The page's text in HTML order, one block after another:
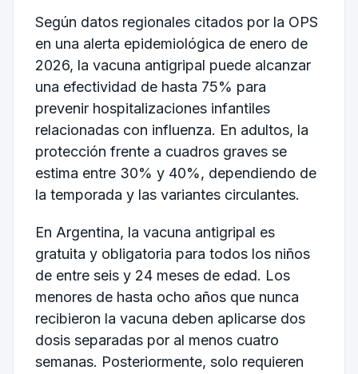
Según datos regionales citados por la OPS
en una alerta epidemiológica de enero de
2026, la vacuna antigripal puede alcanzar
una efectividad de hasta 75% para
prevenir hospitalizaciones infantiles
relacionadas con influenza. En adultos, la
protección frente a cuadros graves se
estima entre 30% y 40%, dependiendo de
la temporada y las variantes circulantes.
En Argentina, la vacuna antigripal es
gratuita y obligatoria para todos los niños
de entre seis y 24 meses de edad. Los
menores de hasta ocho años que nunca
recibieron la vacuna deben aplicarse dos
dosis separadas por al menos cuatro
semanas. Posteriormente, solo requieren